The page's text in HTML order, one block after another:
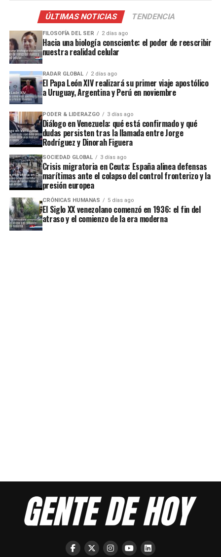
ÚLTIMAS NOTICIAS TENDENCIA
FILOSOFÍA DEL SER 2 días ago
Hacia una biología consciente: el poder de reescribir
nuestra realidad celular
RADAR GLOBAL 2 días ago
El Papa León XIV realizará su primer viaje apostólico
a Uruguay, Argentina y Perú en noviembre
PODER & LIDERAZGO 3 días ago
Diálogo en Venezuela: qué está confirmado y qué
dudas persisten tras la llamada entre Jorge
Rodríguez y Dinorah Figuera
SOCIEDAD GLOBAL 3 días ago
Crisis migratoria en Ceuta: España alinea defensas
marítimas ante el colapso del control fronterizo y la
presión europea
CRÓNICAS HUMANAS 5 días ago
El Siglo XX venezolano comenzó en 1936: el fin del
atraso y el comienzo de la era moderna